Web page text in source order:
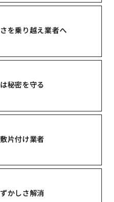
を乗り越え業者へ
秘密を守る
片付け業者
かしさ解消